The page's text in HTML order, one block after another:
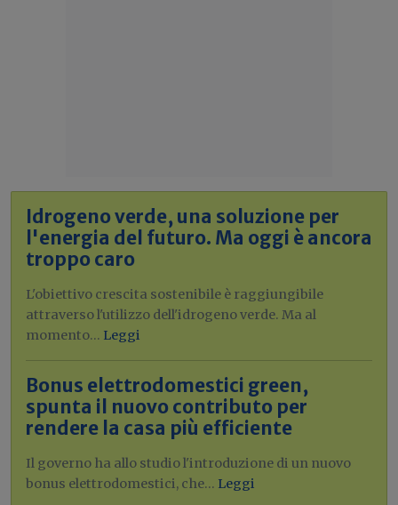
Idrogeno verde, una soluzione per
l'energia del futuro. Ma oggi è ancora
troppo caro
L'obiettivo crescita sostenibile è raggiungibile
attraverso l'utilizzo dell'idrogeno verde. Ma al
momento... Leggi
Bonus elettrodomestici green,
spunta il nuovo contributo per
rendere la casa più efficiente
Il governo ha allo studio l'introduzione di un nuovo
bonus elettrodomestici, che... Leggi